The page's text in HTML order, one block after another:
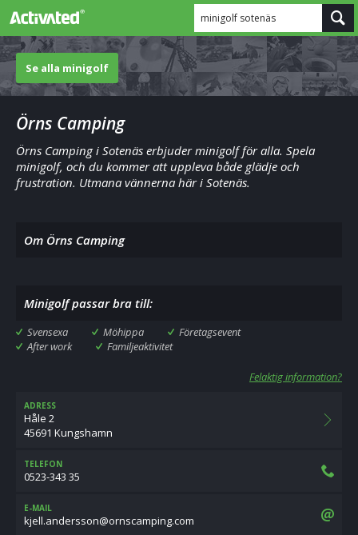
minigolf sotenäs
Se alla minigolf
Örns Camping
Örns Camping i Sotenäs erbjuder minigolf för alla. Spela
minigolf, och du kommer att uppleva både glädje och
frustration. Utmana vännerna här i Sotenäs.
Om Örns Camping
Minigolf passar bra till:
Svensexa Möhippa
Företagsevent
After work
Familjeaktivitet
Felaktig information?
ADRESS
Håle 2
45691 Kungshamn
TELEFON
0523-343 35
E-MAIL
moc.gnipmacsnro@nossredna.llejk